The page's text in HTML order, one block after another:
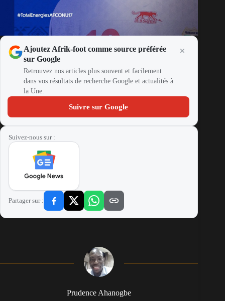
Ajoutez Afrik-foot comme source préférée
sur Google
Retrouvez nos articles plus souvent et facilement
dans vos résultats de recherche Google et actualités à
la Une.
Suivre sur Google
Suivez-nous sur :
Partager sur :
Prudence Ahanogbe